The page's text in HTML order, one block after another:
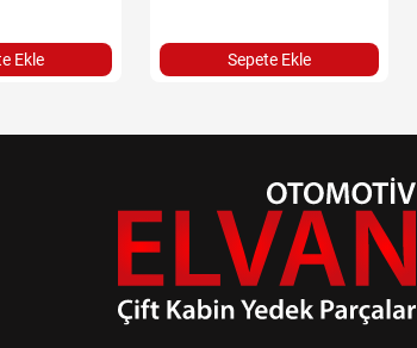
Ekle Sepete Ekle